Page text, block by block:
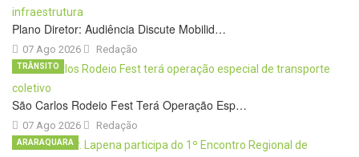
Plano Diretor: Audiência Discute Mobilid…
07 Ago 2026 Redação
São Carlos Rodeio Fest Terá Operação Esp…
07 Ago 2026
TRÂNSITO
Redação
ARARAQUARA